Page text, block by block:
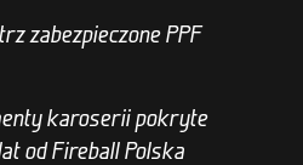
zabezpieczone PPF
karoserii pokryte
od Fireball Polska